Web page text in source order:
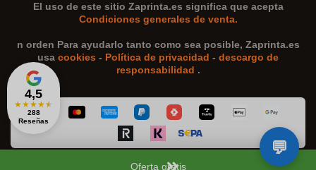
Oferta gratis
4,5
★★★★★
288
Reseñas
El uso de este sitio Zaprinta.es significa que acepta
Condiciones generales de venta.
n orden Para ayudarlo tanto como sea posible, Zaprinta.es
usa cookies - Política de privacidad - descargo de
responsabilidad .